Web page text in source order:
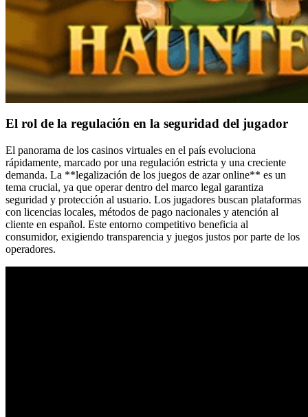
El rol de la regulación en la seguridad del jugador
El panorama de los casinos virtuales en el país evoluciona
rápidamente, marcado por una regulación estricta y una creciente
demanda. La **legalización de los juegos de azar online** es un
tema crucial, ya que operar dentro del marco legal garantiza
seguridad y protección al usuario. Los jugadores buscan plataformas
con licencias locales, métodos de pago nacionales y atención al
cliente en español. Este entorno competitivo beneficia al
consumidor, exigiendo transparencia y juegos justos por parte de los
operadores.